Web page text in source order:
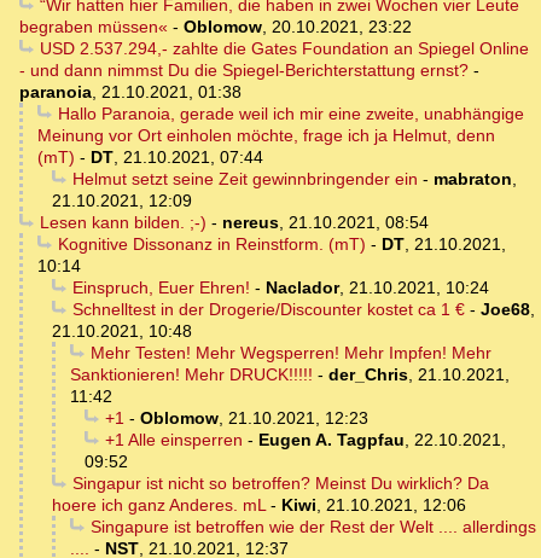
“Wir hatten hier Familien, die haben in zwei Wochen vier Leute
begraben müssen« - Oblomow, 20.10.2021, 23:22
USD 2.537.294,- zahlte die Gates Foundation an Spiegel Online
- und dann nimmst Du die Spiegel-Berichterstattung ernst? -
paranoia, 21.10.2021, 01:38
Hallo Paranoia, gerade weil ich mir eine zweite, unabhängige
Meinung vor Ort einholen möchte, frage ich ja Helmut, denn
(mT) - DT, 21.10.2021, 07:44
Helmut setzt seine Zeit gewinnbringender ein - mabraton,
21.10.2021, 12:09
Lesen kann bilden. ;-) - nereus, 21.10.2021, 08:54
Kognitive Dissonanz in Reinstform. (mT) - DT, 21.10.2021,
10:14
Einspruch, Euer Ehren! - Naclador, 21.10.2021, 10:24
Schnelltest in der Drogerie/Discounter kostet ca 1 €- Joe68,
21.10.2021, 10:48
Mehr Testen! Mehr Wegsperren! Mehr Impfen! Mehr
Sanktionieren! Mehr DRUCK!!!!! - der_Chris, 21.10.2021,
11:42
+1- Oblomow, 21.10.2021, 12:23
+1 Alle einsperren - Eugen A. Tagpfau, 22.10.2021,
09:52
Singapur ist nicht so betroffen? Meinst Du wirklich? Da
hoere ich ganz Anderes. mL- Kiwi, 21.10.2021, 12:06
Singapure ist betroffen wie der Rest der Welt .... allerdings
.... - NST, 21.10.2021, 12:37